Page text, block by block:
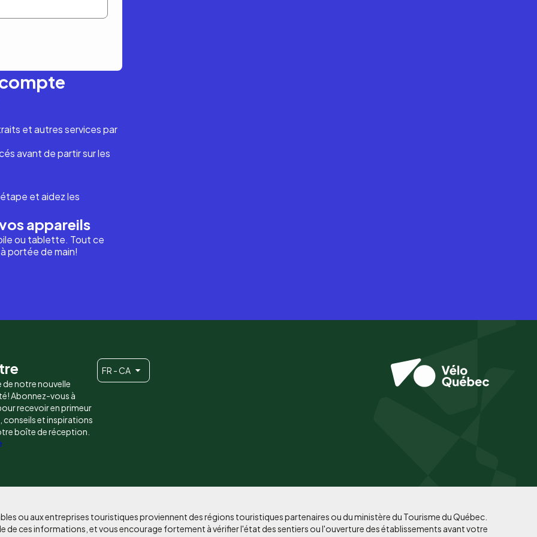
et autres services par
avant de partir sur les
et aidez les
appareils
ou tablette. Tout ce
portée de main!
de notre nouvelle
Abonnez-vous à
recevoir en primeur
conseils et inspirations
boîte de réception.
FR - CA
ou aux entreprises touristiques proviennent des régions touristiques partenaires ou du ministère du Tourisme du Québec.
de ces informations, et vous encourage fortement à vérifier l'état des sentiers ou l'ouverture des établissements avant votre